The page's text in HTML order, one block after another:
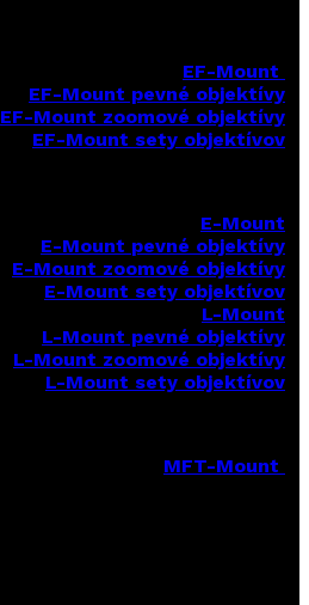
EF-Mount
EF-Mount pevné objektívy
EF-Mount zoomové objektívy
EF-Mount sety objektívov
E-Mount
E-Mount pevné objektívy
E-Mount zoomové objektívy
E-Mount sety objektívov
L-Mount
L-Mount pevné objektívy
L-Mount zoomové objektívy
L-Mount sety objektívov
MFT-Mount